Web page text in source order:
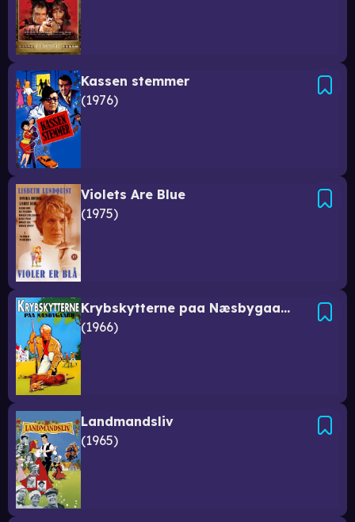
Kassen stemmer
1976
Violets Are Blue
1975
Krybskytterne paa Næsbygaard
1966
Landmandsliv
1965